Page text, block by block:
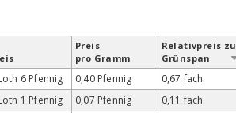
Preis
pro Gramm
Relativ­preis zu
Grün­span
6 Pfennig 0,40 Pfennig
0,67 fach
1 Pfennig 0,07 Pfennig
0,11 fach